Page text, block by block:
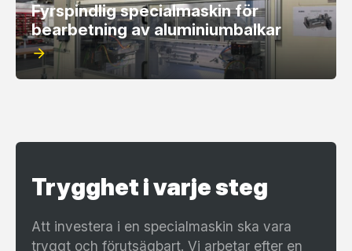
Fyrspindlig specialmaskin för
bearbetning av aluminiumbalkar
arrow_forward
Trygghet i varje steg
Att investera i en specialmaskin ska vara
tryggt och förutsägbart. Vi arbetar efter en